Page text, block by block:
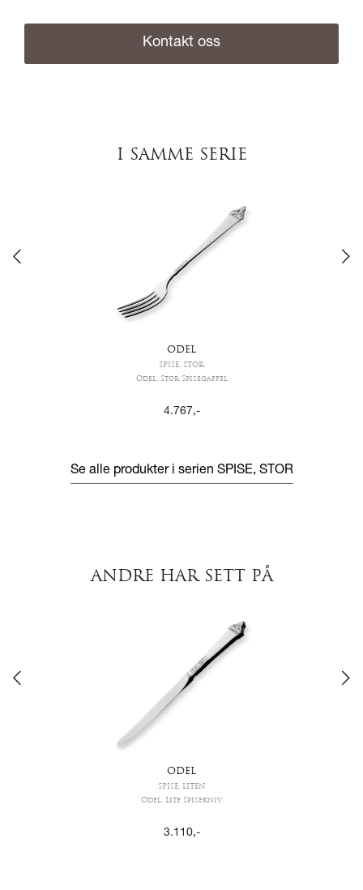
Kontakt oss
I SAMME SERIE
ODEL
SPISE, STOR
Odel, Stor Spisegaffel
4.767 ,-
Se alle produkter i serien SPISE, STOR
ANDRE HAR SETT PÅ
ODEL
SPISE, LITEN
Odel, Lite Spisekniv
3.110,-